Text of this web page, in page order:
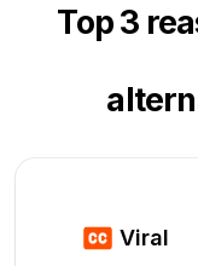
Top 3
Viral